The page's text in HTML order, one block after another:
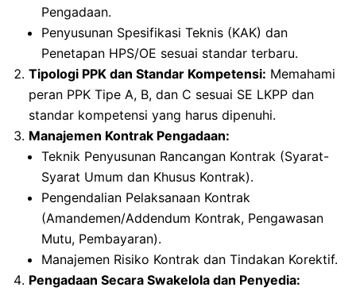
Pengadaan.
Penyusunan Spesifikasi Teknis (KAK) dan
Penetapan HPS/OE sesuai standar terbaru.
Tipologi PPK dan Standar Kompetensi: Memahami
peran PPK Tipe A, B, dan C sesuai SE LKPP dan
standar kompetensi yang harus dipenuhi.
Manajemen Kontrak Pengadaan:
Teknik Penyusunan Rancangan Kontrak (Syarat-
Syarat Umum dan Khusus Kontrak).
Pengendalian Pelaksanaan Kontrak
(Amandemen/Addendum Kontrak, Pengawasan
Mutu, Pembayaran).
Manajemen Risiko Kontrak dan Tindakan Korektif.
Pengadaan Secara Swakelola dan Penyedia: